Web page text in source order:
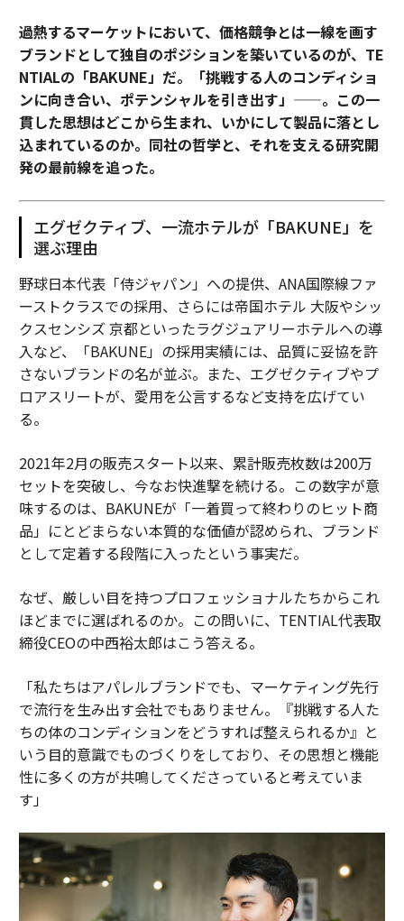
過熱するマーケットにおいて、価格競争とは一線を画す
ブランドとして独自のポジションを築いているのが、TE
NTIALの「BAKUNE」だ。「挑戦する人のコンディショ
ンに向き合い、ポテンシャルを引き出す」——。この一
貫した思想はどこから生まれ、いかにして製品に落とし
込まれているのか。同社の哲学と、それを支える研究開
発の最前線を追った。
エグゼクティブ、一流ホテルが「BAKUNE」を
選ぶ理由
野球日本代表「侍ジャパン」への提供、ANA国際線ファ
ーストクラスでの採用、さらには帝国ホテル 大阪やシッ
クスセンシズ 京都といったラグジュアリーホテルへの導
入など、「BAKUNE」の採用実績には、品質に妥協を許
さないブランドの名が並ぶ。また、エグゼクティブやプ
ロアスリートが、愛用を公言するなど支持を広げてい
る。
2021年2月の販売スタート以来、累計販売枚数は200万
セットを突破し、今なお快進撃を続ける。この数字が意
味するのは、BAKUNEが「一着買って終わりのヒット商
品」にとどまらない本質的な価値が認められ、ブランド
として定着する段階に入ったという事実だ。
なぜ、厳しい目を持つプロフェッショナルたちからこれ
ほどまでに選ばれるのか。この問いに、TENTIAL代表取
締役CEOの中西裕太郎はこう答える。
「私たちはアパレルブランドでも、マーケティング先行
で流行を生み出す会社でもありません。『挑戦する人た
ちの体のコンディションをどうすれば整えられるか』と
いう目的意識でものづくりをしており、その思想と機能
性に多くの方が共鳴してくださっていると考えていま
す」